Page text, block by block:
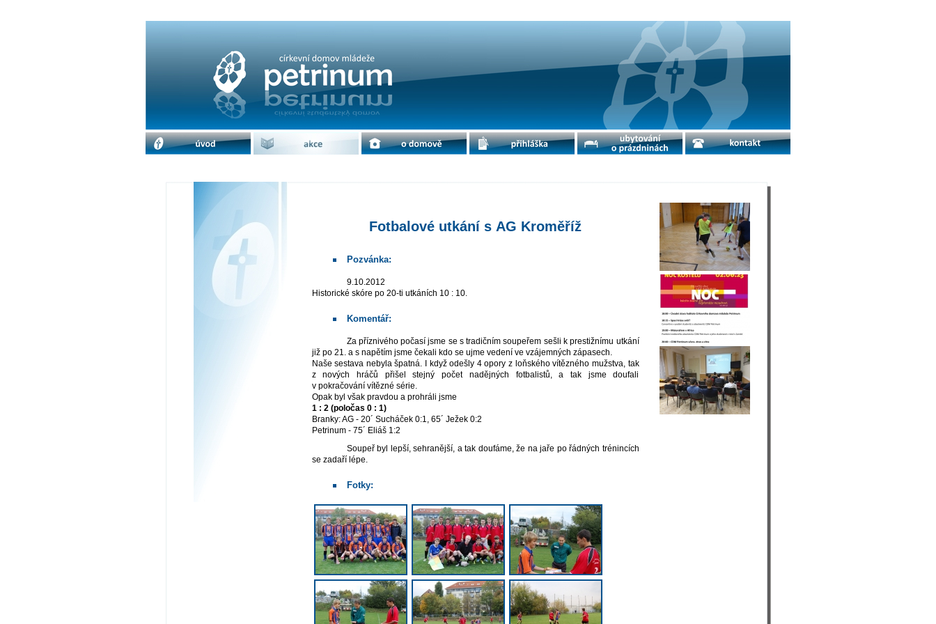
Fotbalové utkání s AG Kroměříž | cdm Petrinum
Fotbalové utkání s AG Kroměříž
Pozvánka:
9.10.2012
Historické skóre po 20-ti utkáních 10 : 10.
Komentář:
Za příznivého počasí jsme se s tradičním soupeřem sešli k prestižnímu utkání
již po 21. a s napětím jsme čekali kdo se ujme vedení ve vzájemných zápasech.
Naše sestava nebyla špatná. I když odešly 4 opory z loňského vítězného mužstva, tak
z nových hráčů přišel stejný počet nadějných fotbalistů, a tak jsme doufali
v pokračování vítězné série.
Opak byl však pravdou a prohráli jsme
1 : 2 (poločas 0 : 1)
Branky: AG - 20´ Sucháček 0:1, 65´ Ježek 0:2
Petrinum - 75´ Eliáš 1:2
Soupeř byl lepší, sehranější, a tak doufáme, že na jaře po řádných trénincích
se zadaří lépe.
Fotky:
úvod akce o domově přihláška ubytování o prázdninách kontakt